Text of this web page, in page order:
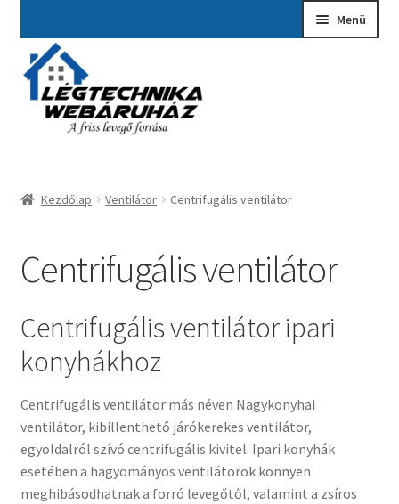
navigációhoz
tartalomba
Menü
Kezdőlap
A fiókom
Ajánlatkérés
Általános szerződési feltételek
Garancia ügyintézés
Szállítás
Kezdőlap Ventilátor Centrifugális ventilátor
Centrifugális ventilátor
Centrifugális ventilátor ipari
konyhákhoz
Centrifugális ventilátor más néven Nagykonyhai
ventilátor, kibillenthető járókerekes ventilátor,
egyoldalról szívó centrifugális kivitel. Ipari konyhák
esetében a hagyományos ventilátorok könnyen
meghibásodhatnak a forró levegőtől, valamint a zsíros